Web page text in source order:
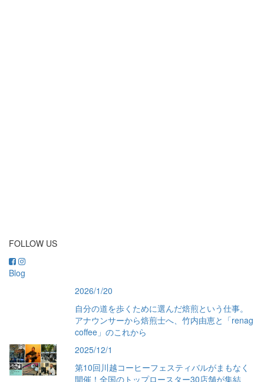
FOLLOW US
Blog
2026/1/20
自分の道を歩くために選んだ焙煎という仕事。
アナウンサーから焙煎士へ、竹内由恵と「renag
coffee」のこれから
2025/12/1
第10回川越コーヒーフェスティバルがまもなく
開催！全国のトップロースター30店舗が集結